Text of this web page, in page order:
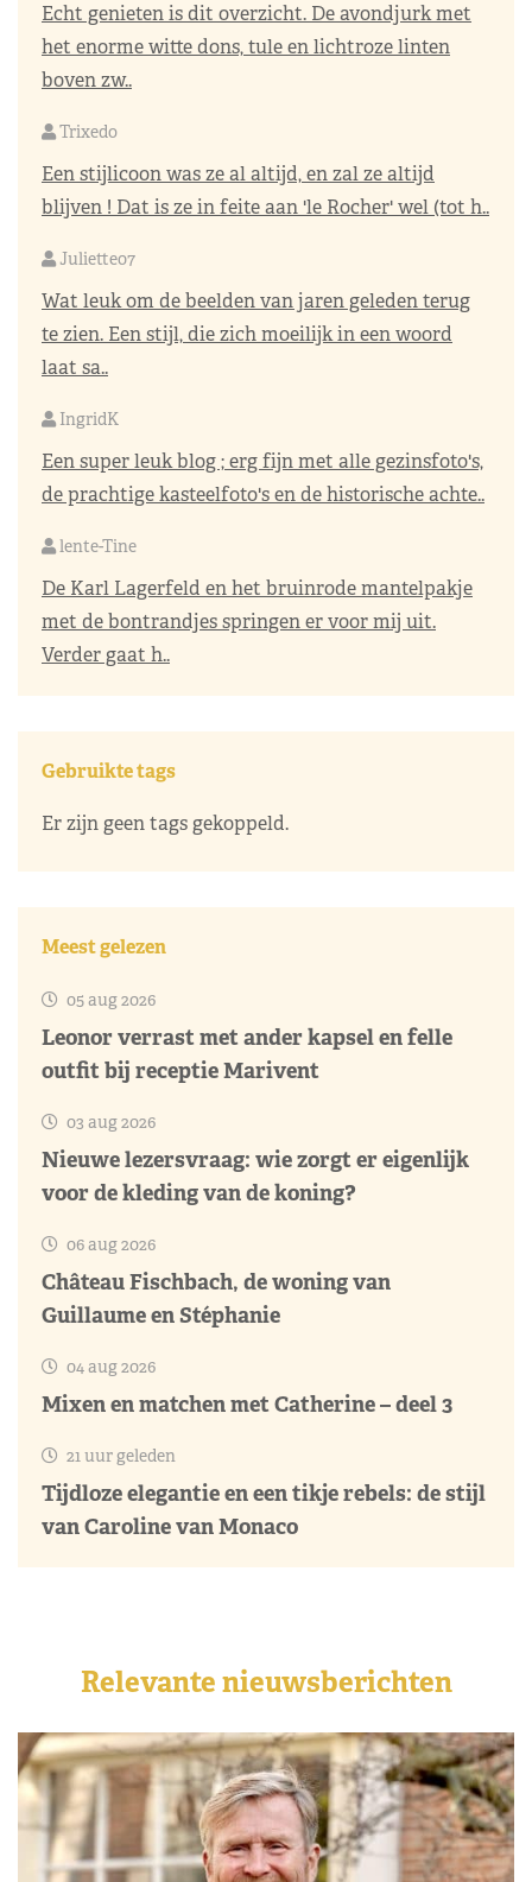
Echt genieten is dit overzicht. De avondjurk met
het enorme witte dons, tule en lichtroze linten
boven zw..
Trixedo
Een stijlicoon was ze al altijd, en zal ze altijd
blijven ! Dat is ze in feite aan 'le Rocher' wel (tot h..
Juliette07
Wat leuk om de beelden van jaren geleden terug
te zien. Een stijl, die zich moeilijk in een woord
laat sa..
IngridK
Een super leuk blog ; erg fijn met alle gezinsfoto's,
de prachtige kasteelfoto's en de historische achte..
lente-Tine
De Karl Lagerfeld en het bruinrode mantelpakje
met de bontrandjes springen er voor mij uit.
Verder gaat h..
Gebruikte tags
Er zijn geen tags gekoppeld.
Meest gelezen
05 aug 2026
Leonor verrast met ander kapsel en felle
outfit bij receptie Marivent
03 aug 2026
Nieuwe lezersvraag: wie zorgt er eigenlijk
voor de kleding van de koning?
06 aug 2026
Château Fischbach, de woning van
Guillaume en Stéphanie
04 aug 2026
Mixen en matchen met Catherine – deel 3
21 uur geleden
Tijdloze elegantie en een tikje rebels: de stijl
van Caroline van Monaco
Relevante nieuwsberichten